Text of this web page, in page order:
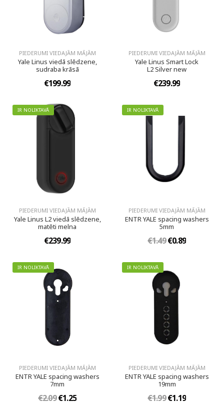
PIEDERUMI VIEDAJĀM MĀJĀM
Yale Linus viedā slēdzene,
sudraba krāsā
€199.99
PIEDERUMI VIEDAJĀM MĀJĀM
Yale Linus Smart Lock
L2 Silver new
€239.99
IR NOLIKTAVĀ
PIEDERUMI VIEDAJĀM MĀJĀM
Yale Linus L2 viedā slēdzene,
matēti melna
€239.99
IR NOLIKTAVĀ
PIEDERUMI VIEDAJĀM MĀJĀM
ENTR YALE spacing washers
5mm
€1.49€0.89
IR NOLIKTAVĀ
PIEDERUMI VIEDAJĀM MĀJĀM
ENTR YALE spacing washers
7mm
€2.09€1.25
IR NOLIKTAVĀ
PIEDERUMI VIEDAJĀM MĀJĀM
ENTR YALE spacing washers
19mm
€1.99€1.19